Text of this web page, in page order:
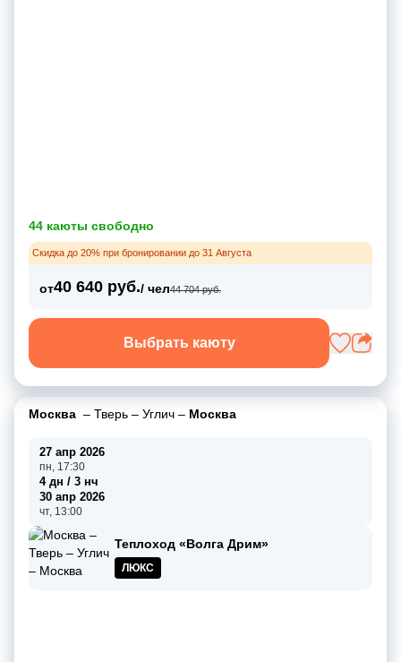
44 каюты свободно
Скидка до 20% при бронировании до 31 Августа
от40 640 руб./ чел44 704 руб.
Выбрать каюту
Москва – Тверь – Углич – Москва
27 апр 2026
пн, 17:30
4 дн / 3 нч
30 апр 2026
чт, 13:00
Теплоход «Волга Дрим»
ЛЮКС